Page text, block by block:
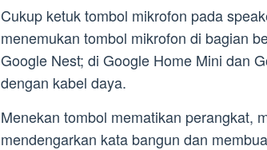
Cukup ketuk tombol mikrofon pada
menemukan tombol mikrofon di bagian
Google Nest; di Google Home Mini dan
dengan kabel daya.
Menekan tombol mematikan perangkat,
mendengarkan kata bangun dan